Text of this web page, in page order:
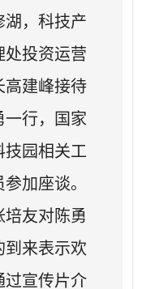
湖，科技产
处投资运营
高建峰接待
一行，国家
技园相关工
加座谈。
培友对陈勇
到来表示欢
过宣传片介